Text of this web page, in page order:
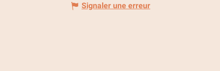
Signaler une erreur